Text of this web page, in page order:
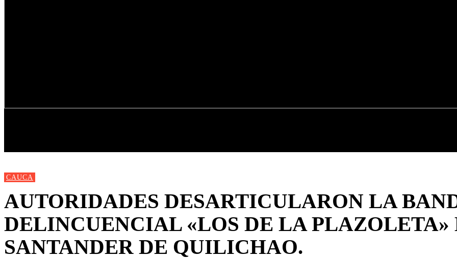
CAUCA
AUTORIDADES DESARTICULARON LA
DELINCUENCIAL «LOS DE LA PLAZOLETA»
SANTANDER DE QUILICHAO.